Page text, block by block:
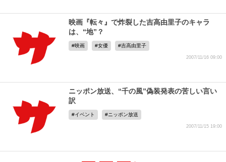
映画『転々』で炸裂した吉高由里子のキャラ
は、“地”？
映画 女優 吉高由里子
2007/11/16 09:00
ニッポン放送、“千の風”偽装発表の苦しい言い
訳
イベント ニッポン放送
2007/11/15 19:00